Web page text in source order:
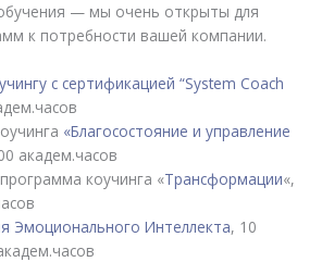
— мы очень открыты для
к потребности вашей компании.
с сертификацией “System Coach
«Благоcостояние и управлениe
академ.часов
коучинга «Трансформации«,
Эмоционального Интеллекта, 10